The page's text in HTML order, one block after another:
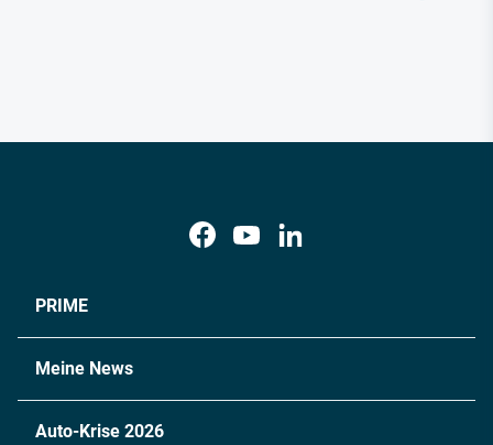
PRIME
Meine News
Auto-Krise 2026